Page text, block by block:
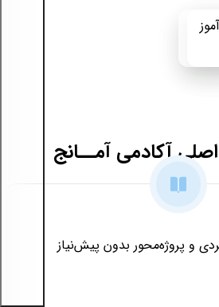
اصلی آکادمی آمــانج
و پروژه‌محور بدون پیش‌نیاز